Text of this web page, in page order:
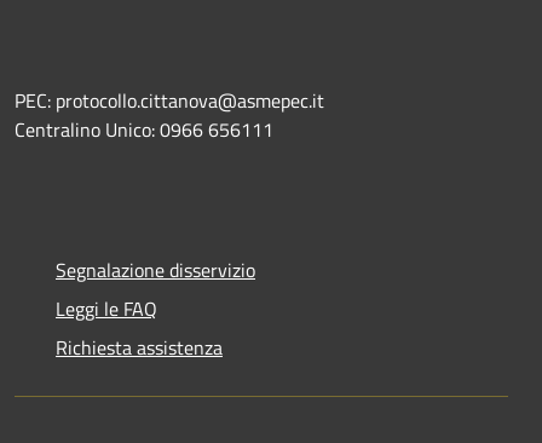
PEC: protocollo.cittanova@asmepec.it
Centralino Unico: 0966 656111
Segnalazione disservizio
Leggi le FAQ
Richiesta assistenza